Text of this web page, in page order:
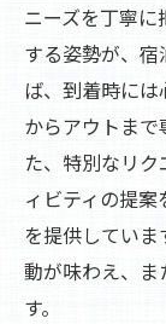
ニーズを丁寧
する姿勢が、
ば、到着時に
からアウトま
た、特別なリ
ィビティの提
を提供してい
動が味わえ、
す。